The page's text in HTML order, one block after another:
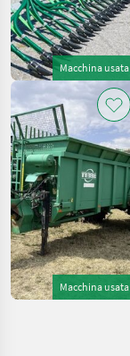
Macchina usata
Macchina usata